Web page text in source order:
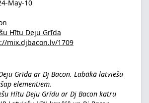
May-10
Hītu Deju Grīda
mix.djbacon.lv/1709
Grīda ar Dj Bacon. Labākā latviešu
elementiem.
Hītu Deju Grīdu ar Dj Bacon katru